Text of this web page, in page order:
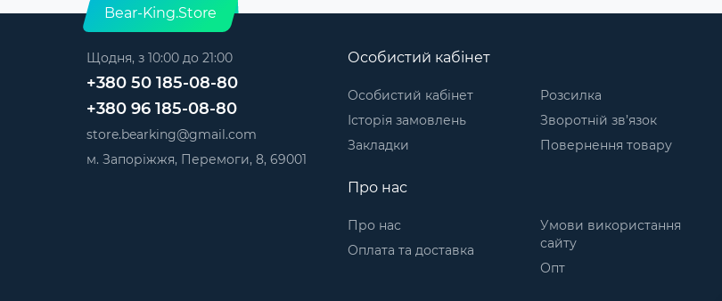
Bear-King.Store
Щодня, з 10:00 до 21:00
+380 50 185-08-80
+380 96 185-08-80
store.bearking@gmail.com
м. Запоріжжя, Перемоги, 8, 69001
Особистий кабінет
Особистий кабінет
Історія замовлень
Закладки
Розсилка
Зворотній зв’язок
Повернення товару
Про нас
Про нас
Оплата та доставка
Умови використання
сайту
Опт